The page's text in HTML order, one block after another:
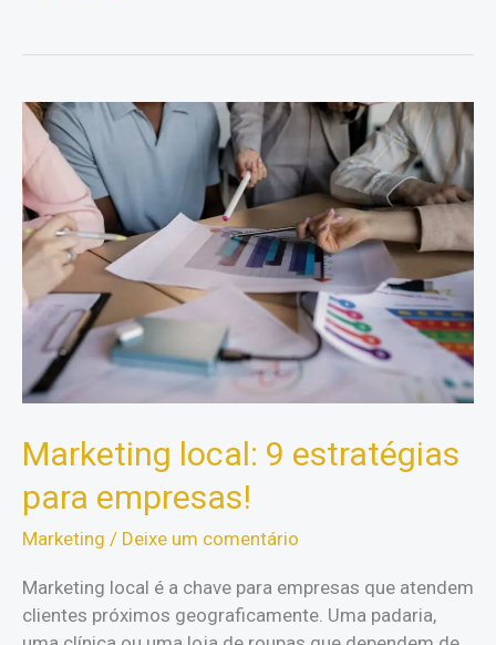
sua
Operação
Marketing local: 9 estratégias
para empresas!
Marketing / Deixe um comentário
Marketing local é a chave para empresas que atendem
clientes próximos geograficamente. Uma padaria,